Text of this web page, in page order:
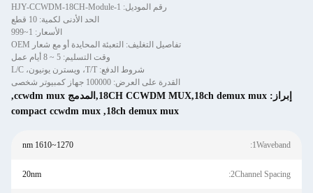
رقم الموديل: HJY-CCWDM-18CH-Module-1
الحد الأدنى لكمية: 10 قطع
الأسعار: 1~999
تفاصيل التغليف: التعبئة المحايدة أو مع شعار OEM
وقت التسليم: 5 ~ 8 أيام عمل
شروط الدفع: T/T، ويسترن يونيون، L/C
القدرة على العرض: 100000 جهاز كمبيوتر شخصى
إبراز: 18CH CCWDM MUX,18ch demux mux,المدمج ccwdm mux
,
18ch demux mux
,
compact ccwdm mux
1Waveband:
1270~1610 nm
2Channel Spacing:
20nm